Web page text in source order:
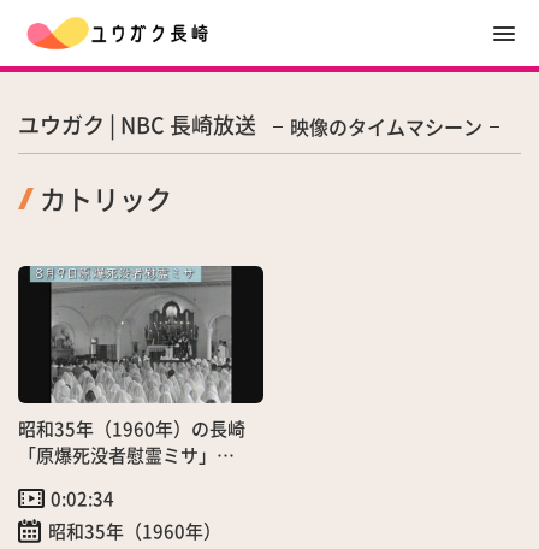
ユウガク | NBC 長崎放送 映像のタイムマシーン
カトリック
昭和35年（1960年）の長崎
「原爆死没者慰霊ミサ」
0:02:34
昭和35年（1960年）